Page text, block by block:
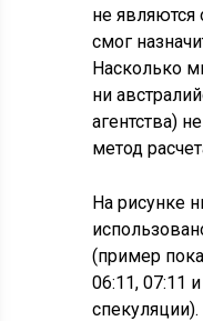
не являются
смог
Насколько
ни
агентства)
метод
На рисунке
(пример
06:11, 07:11
спекуляции).